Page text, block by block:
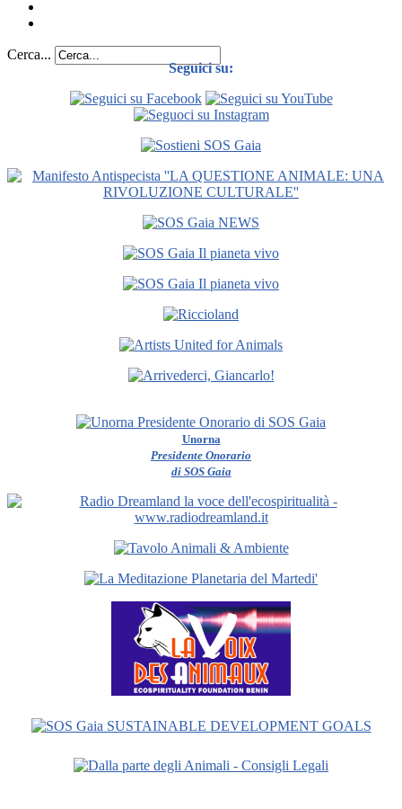
Cerca...
Seguici su:
Unorna
Presidente Onorario
di SOS Gaia